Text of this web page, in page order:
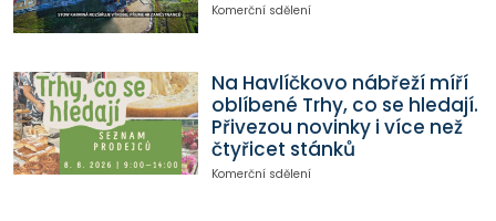
Komerční sdělení
Na Havlíčkovo nábřeží míří
oblíbené Trhy, co se hledají.
Přivezou novinky i více než
čtyřicet stánků
Komerční sdělení